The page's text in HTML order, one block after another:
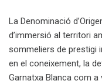
La Denominació
d’immersió al territori
sommeliers de prestigi
en el coneixement, la
Garnatxa Blanca com